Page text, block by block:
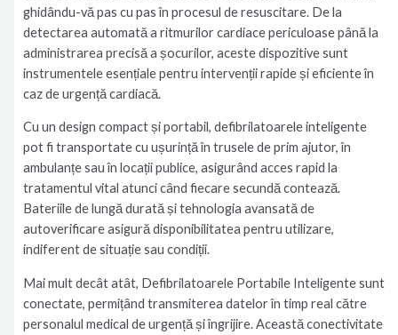
ghidându-vă pas cu pas în procesul de resuscitare. De la
detectarea automată a ritmurilor cardiace periculoase până la
administrarea precisă a șocurilor, aceste dispozitive sunt
instrumentele esențiale pentru intervenții rapide și eficiente în
caz de urgență cardiacă.
Cu un design compact și portabil, defibrilatoarele inteligente
pot fi transportate cu ușurință în trusele de prim ajutor, în
ambulanțe sau în locații publice, asigurând acces rapid la
tratamentul vital atunci când fiecare secundă contează.
Bateriile de lungă durată și tehnologia avansată de
autoverificare asigură disponibilitatea pentru utilizare,
indiferent de situație sau condiții.
Mai mult decât atât, Defibrilatoarele Portabile Inteligente sunt
conectate, permițând transmiterea datelor în timp real către
personalul medical de urgență și îngrijire. Această conectivitate